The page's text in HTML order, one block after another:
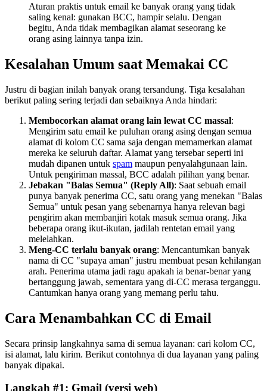
Aturan praktis untuk email ke banyak orang yang tidak
saling kenal: gunakan BCC, hampir selalu. Dengan
begitu, Anda tidak membagikan alamat seseorang ke
orang asing lainnya tanpa izin.
Kesalahan Umum saat Memakai CC
Justru di bagian inilah banyak orang tersandung. Tiga kesalahan
berikut paling sering terjadi dan sebaiknya Anda hindari:
Membocorkan alamat orang lain lewat CC massal:
Mengirim satu email ke puluhan orang asing dengan semua
alamat di kolom CC sama saja dengan memamerkan alamat
mereka ke seluruh daftar. Alamat yang tersebar seperti ini
mudah dipanen untuk spam maupun penyalahgunaan lain.
Untuk pengiriman massal, BCC adalah pilihan yang benar.
Jebakan "Balas Semua" (Reply All): Saat sebuah email
punya banyak penerima CC, satu orang yang menekan "Balas
Semua" untuk pesan yang sebenarnya hanya relevan bagi
pengirim akan membanjiri kotak masuk semua orang. Jika
beberapa orang ikut-ikutan, jadilah rentetan email yang
melelahkan.
Meng-CC terlalu banyak orang: Mencantumkan banyak
nama di CC "supaya aman" justru membuat pesan kehilangan
arah. Penerima utama jadi ragu apakah ia benar-benar yang
bertanggung jawab, sementara yang di-CC merasa terganggu.
Cantumkan hanya orang yang memang perlu tahu.
Cara Menambahkan CC di Email
Secara prinsip langkahnya sama di semua layanan: cari kolom CC,
isi alamat, lalu kirim. Berikut contohnya di dua layanan yang paling
banyak dipakai.
Langkah #1: Gmail (versi web)